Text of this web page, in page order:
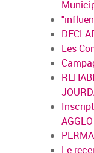
Les
AGGLO
Le